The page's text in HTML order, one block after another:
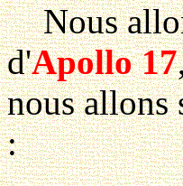
Nous
d'Apollo 17
nous allons
: